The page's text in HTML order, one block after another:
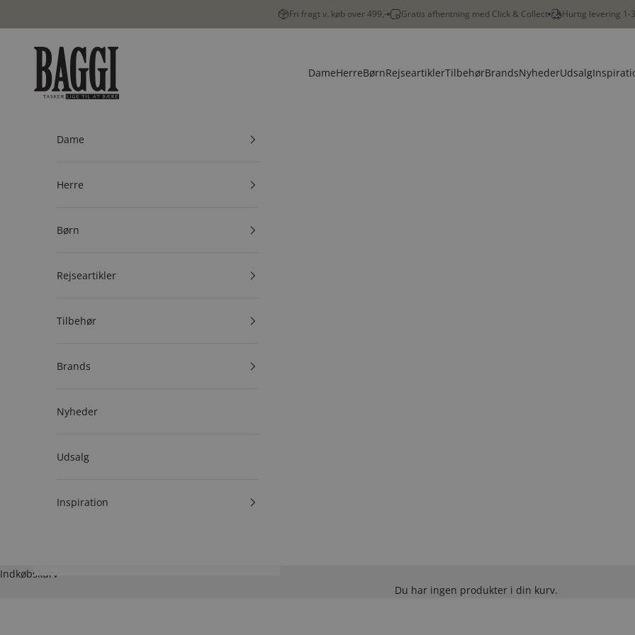
Fri fragt v. køb over 499,- Gratis afhentning med Click & Collect Hurtig levering 1-
BAGGI
DameHerreBørnRejseartiklerTilbehørBrandsNyhederUdsalg
Dame
Herre
Børn
Rejseartikler
Tilbehør
Brands
Nyheder
Udsalg
Inspiration
Indkøbskurv
Du har ingen produkter i din kurv.